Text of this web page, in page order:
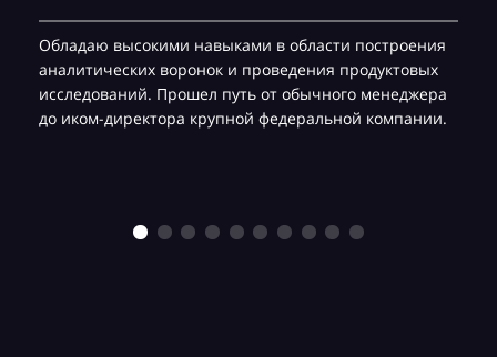
Обладаю высокими навыками в области построения
аналитических воронок и проведения продуктовых
исследований. Прошел путь от обычного менеджера
до иком-директора крупной федеральной компании.